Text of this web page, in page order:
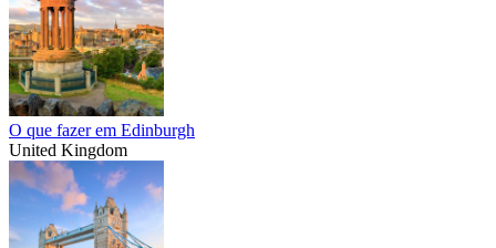
O que fazer em Edinburgh
United Kingdom